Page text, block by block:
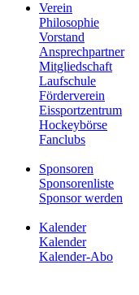
Verein
Philosophie
Vorstand
Ansprechpartner
Mitgliedschaft
Laufschule
Förderverein
Eissportzentrum
Hockeybörse
Fanclubs
Sponsoren
Sponsorenliste
Sponsor werden
Kalender
Kalender
Kalender-Abo